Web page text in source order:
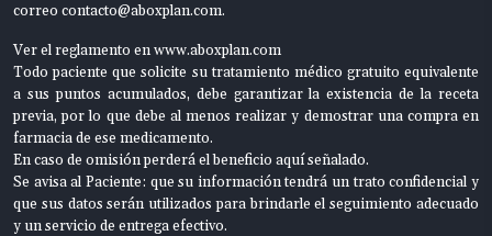
correo contacto@aboxplan.com.
Ver el reglamento enwww.aboxplan.com
Todo paciente que solicite su tratamiento médico gratuito equivalente
a sus puntos acumulados, debe garantizar la existencia de la receta
previa, por lo que debe al menos realizar y demostrar una compra en
farmacia de ese medicamento.
En caso de omisión perderá el beneficio aquí señalado.
Se avisa al Paciente: que su información tendrá un trato confidencial y
que sus datos serán utilizados para brindarle el seguimiento adecuado
y un servicio de entrega efectivo.